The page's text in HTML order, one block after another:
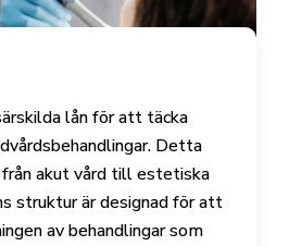
lån för att täcka
Detta
akut vård till estetiska
struktur är designad för att
av behandlingar som